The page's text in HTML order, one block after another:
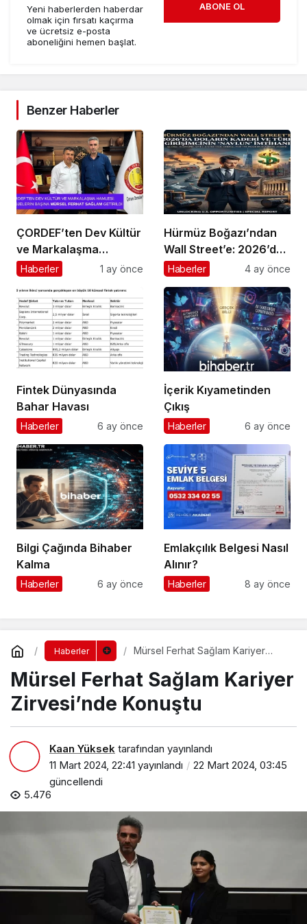
Yeni haberlerden haberdar
olmak için fırsatı kaçırma
ve ücretsiz e-posta
aboneliğini hemen başlat.
ABONE OL
Benzer Haberler
ÇORDEF’ten Dev Kültür
ve Markalaşma
Hamlesi: Projelerin
Sağlam Getirildi
Haberler 1 ay önce
Hürmüz Boğazı’ndan
Wall Street’e: 2026’da
Doların Kaderi ve Türk
İmtihanı
Haberler 4 ay önce
Fintek Dünyasında
Bahar Havası
Haberler 6 ay önce
İçerik Kıyametinden
Çıkış
Haberler 6 ay önce
Bilgi Çağında Bihaber
Kalma
Haberler 6 ay önce
Emlakçılık Belgesi Nasıl
Alınır?
Haberler 8 ay önce
Haberler
Mürsel Ferhat Sağlam Kariyer
Mürsel Ferhat Sağlam Kariyer
Zirvesi’nde Konuştu
Kaan Yüksek tarafından yayınlandı
11 Mart 2024, 22:41 yayınlandı
22 Mart 2024, 03:45
güncellendi
5.476